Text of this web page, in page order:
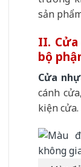
sản
II.
bộ
Cửa
cánh
kiện cửa.